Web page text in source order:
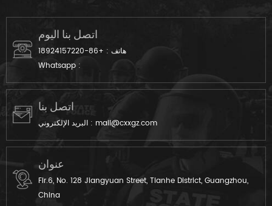
اتصل بنا اليوم
هاتف : +86-18924157220
Whatsapp :
اتصل بنا
البريد الإلكتروني : mail@cxxgz.com
عنوان
Flr.6, No. 128 Jiangyuan Street, Tianhe District, Guangzhou,
China